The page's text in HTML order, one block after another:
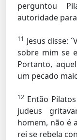
perguntou
autoridade
11 Jesus disse:
sobre mim se
Portanto,
um pecado
12 Então
judeus
homem, não é
rei se rebela